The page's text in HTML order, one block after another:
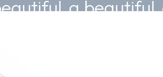
a beautiful a